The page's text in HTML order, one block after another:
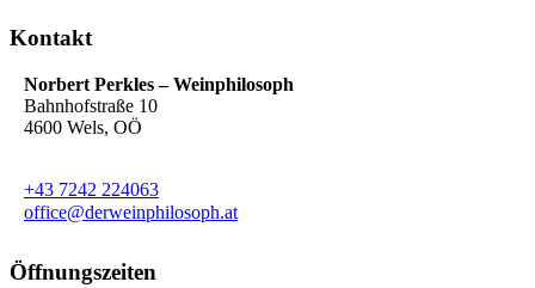
Kontakt
Norbert Perkles – Weinphilosoph
Bahnhofstraße 10
4600 Wels, OÖ
+43 7242 224063
office@derweinphilosoph.at
Öffnungszeiten